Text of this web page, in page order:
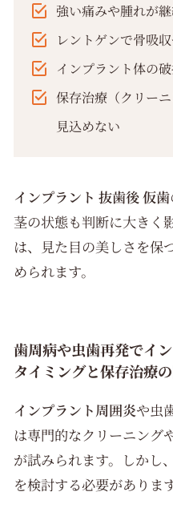
強い痛みや腫れが
レントゲンで骨吸
インプラント体の
保存治療（クリー
見込めない
インプラント 抜歯後 仮歯
茎の状態も判断に大きく
は、見た目の美しさを保
められます。
歯周病や虫歯再発でイ
タイミングと保存治療
インプラント周囲炎や虫
は専門的なクリーニング
が試みられます。しかし
を検討する必要があります